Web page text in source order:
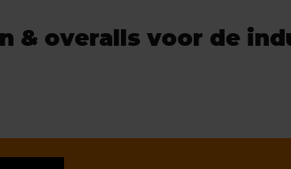
& overalls voor de